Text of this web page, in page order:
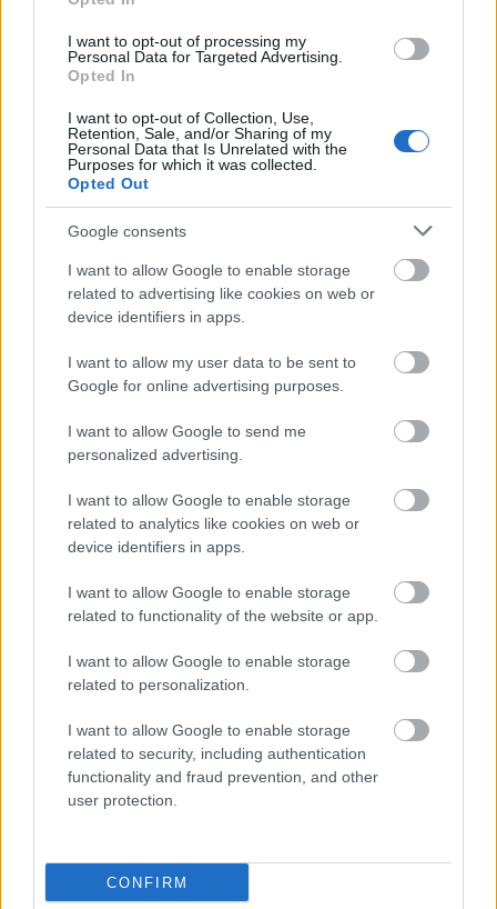
I want to opt-out of processing my
Personal Data for Targeted Advertising.
Opted In
I want to opt-out of Collection, Use,
Retention, Sale, and/or Sharing of my
Personal Data that Is Unrelated with the
Purposes for which it was collected.
Opted Out
Google consents
I want to allow Google to enable storage
related to advertising like cookies on web or
device identifiers in apps.
I want to allow my user data to be sent to
Google for online advertising purposes.
I want to allow Google to send me
personalized advertising.
I want to allow Google to enable storage
related to analytics like cookies on web or
device identifiers in apps.
I want to allow Google to enable storage
related to functionality of the website or app.
I want to allow Google to enable storage
related to personalization.
I want to allow Google to enable storage
related to security, including authentication
functionality and fraud prevention, and other
user protection.
CONFIRM
Δημοφιλείς Ειδήσεις
Ανοικτές 1.779 θέσεις εργασίας στο
ΥΠΕΣ: Προγραμματισμός προσλήψεων
2027 - Παρατείνεται το Β' Στάδιο
Προσλήψεις αναπληρωτών: Περίπου
30.000 ονόματα στην α' φάση
Υπουργείο Εξωτερικών: Γραπτός για
μόνιμους εμπειρογνώμονες
Γλώσσα